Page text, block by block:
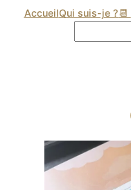
AccueilQui suis-je ?📆